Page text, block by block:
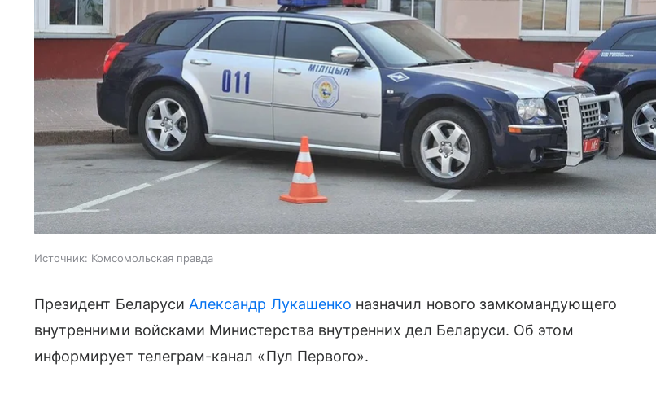
Источник: Комсомольская правда
Президент Беларуси Александр Лукашенко назначил нового замкомандующего
внутренними войсками Министерства внутренних дел Беларуси. Об этом
информирует телеграм-канал «Пул Первого».